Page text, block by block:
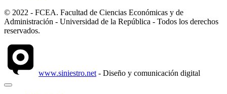
© 2022 - FCEA. Facultad de Ciencias Económicas y de
Administración - Universidad de la República - Todos los derechos
reservados.
www.siniestro.net - Diseño y comunicación digital